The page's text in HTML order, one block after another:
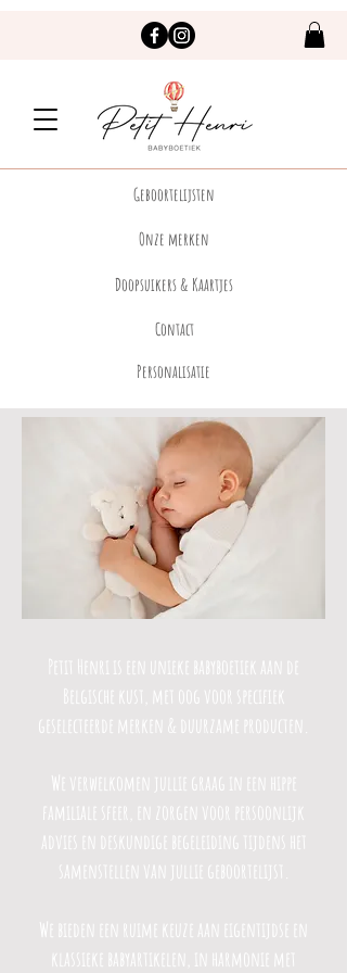
Geboortelijsten
Onze merken
Doopsuikers & Kaartjes
Contact
Personalisatie
Petit Henri is een unieke babyboetiek aan de
Belgische kust, met oog voor specifiek
geselecteerde merken & duurzame producten.
We verwelkomen jullie graag in een hippe
familiale sfeer, en zorgen voor persoonlijk
advies en deskundige begeleiding tijdens het
samenstellen van jullie geboortelijst.
We bieden een ruime keuze aan eigentijdse en
klassieke babyartikelen, in harmonie met